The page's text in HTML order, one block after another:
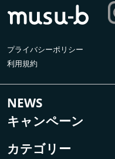
プライバシーポリシー
利用規約
NEWS
キャンペーン
カテゴリー